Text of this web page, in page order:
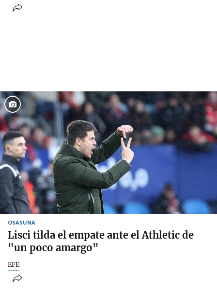
OSASUNA
Lisci tilda el empate ante el Athletic de
"un poco amargo"
EFE